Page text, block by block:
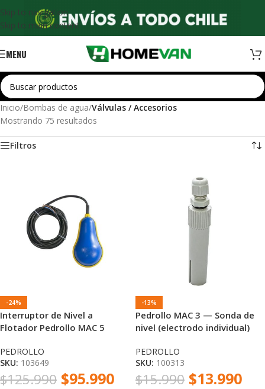
Skip to navigation
Skip to main content
MENU
Inicio/Bombas de agua/Válvulas / Accesorios
Mostrando 75 resultados
Filtros
-24%
Interruptor de Nivel a
Flotador Pedrollo MAC 5
PEDROLLO
SKU: 103649
$125.990 $95.990
-13%
Pedrollo MAC 3 — Sonda de
nivel (electrodo individual)
PEDROLLO
SKU: 100313
$15.990 $13.990